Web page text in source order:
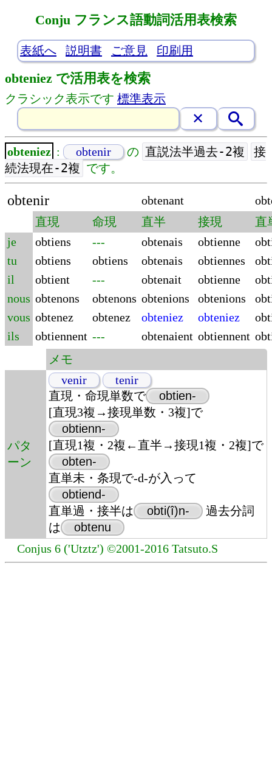
Conju フランス語動詞活用表検索
表紙へ 説明書 ご意見 印刷用
obteniez で活用表を検索
クラシック表示です 標準表示
obteniez : obtenir の 直説法半過去-2複
接
続法現在-2複 です。
obtenir obtenant
直現
命現 直半 接現
直
je
obtiens --- obtenais obtienne
tu
obtiens obtiens obtenais obtiennes
il
obtient --- obtenait obtienne
nous obtenons obtenons obtenions obtenions
vous obtenez obtenez obteniez obteniez
ils
obtiennent --- obtenaient obtiennent
メモ
パタ
ーン
venir
tenir
直現・命現単数で
obtien-
[直現3複→接現単数・3複]で
obtienn-
[直現1複・2複←直半→接現1複・2複]で
obten-
直単未・条現で-d-が入って
obtiend-
直単過・接半は
obti(î)n-
過去分詞
は
obtenu
Conjus 6 ('Utztz') ©2001-2016 Tatsuto.S